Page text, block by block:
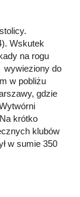
Wskutek
na rogu
wywieziony do
w pobliżu
gdzie
krótko
klubów
w sumie 350